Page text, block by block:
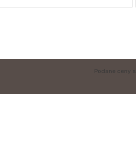
Podane ceny